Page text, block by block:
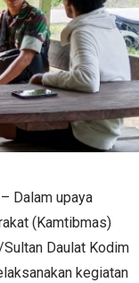
– Dalam upaya
(Kamtibmas)
Daulat Kodim
kegiatan